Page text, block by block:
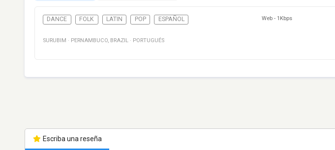
DANCE FOLK LATIN POP ESPAÑOL Web - 1Kbps
SURUBIM · PERNAMBUCO, BRAZIL · PORTUGUÉS
Escriba una reseña